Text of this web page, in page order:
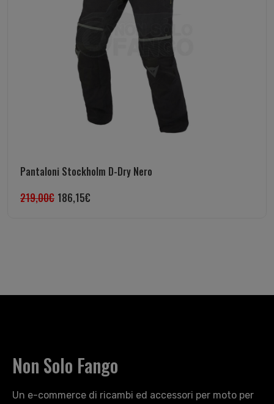
Pantaloni Stockholm D-Dry Nero
219,00€ 186,15€
Non Solo Fango
Un e-commerce di ricambi ed accessori per moto per